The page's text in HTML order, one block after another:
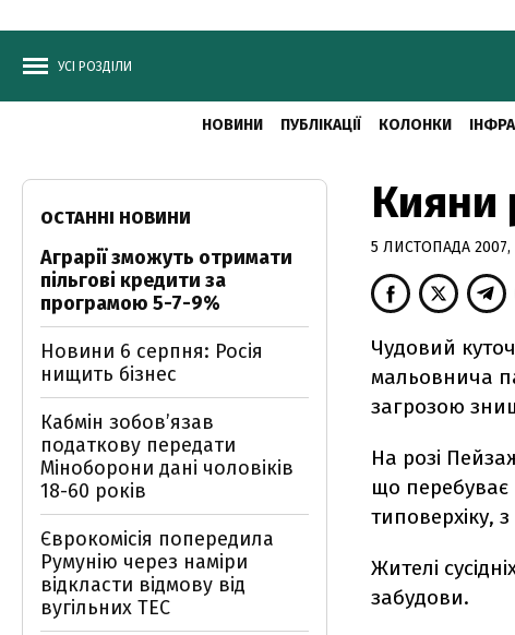
УСІ РОЗДІЛИ
НОВИНИ ПУБЛІКАЦІЇ КОЛОНКИ
Кияни
5 ЛИСТОПАДА 2007,
Чудовий
мальовнича
загрозою
На розі
що перебуває
типоверхіку,
Жителі
забудови.
ОСТАННІ НОВИНИ
Аграрії зможуть отримати
пільгові кредити за
програмою 5-7-9%
Новини 6 серпня: Росія
нищить бізнес
Кабмін зобовʼязав
податкову передати
Міноборони дані чоловіків
18-60 років
Єврокомісія попередила
Румунію через наміри
відкласти відмову від
вугільних ТЕС